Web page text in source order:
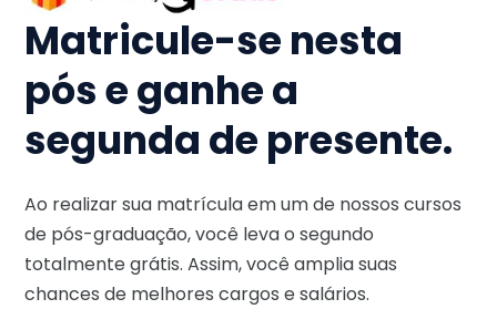
Matricule-se nesta
pós e ganhe a
segunda de presente.
Ao realizar sua matrícula em um de nossos cursos
de pós-graduação, você leva o segundo
totalmente grátis. Assim, você amplia suas
chances de melhores cargos e salários.